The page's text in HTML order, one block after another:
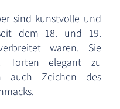
sind kunstvolle und
dem 18. und 19.
waren. Sie
Torten elegant zu
auch Zeichen des